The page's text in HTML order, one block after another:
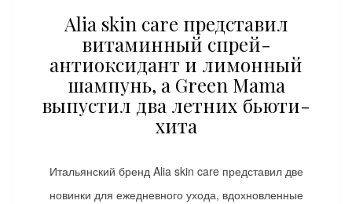
Alia skin care представил
витаминный спрей-
антиоксидант и лимонный
шампунь, а Green Mama
выпустил два летних бьюти-
хита
Итальянский бренд Alia skin care представил две
новинки для ежедневного ухода, вдохновленные